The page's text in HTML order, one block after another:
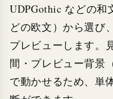
UDPGothic などの
どの欧文）から選び
プレビューします。
間・プレビュー背景
で動かせるため、単